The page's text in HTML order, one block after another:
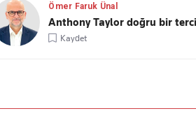
Ömer Faruk Ünal
Anthony Taylor doğru bir
Kaydet